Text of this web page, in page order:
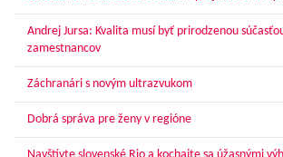
Andrej Jursa: Kvalita musí byť prirodzenou
zamestnancov
Záchranári s novým ultrazvukom
Dobrá správa pre ženy v regióne
Navštívte slovenské Rio a kochajte sa úžasnými